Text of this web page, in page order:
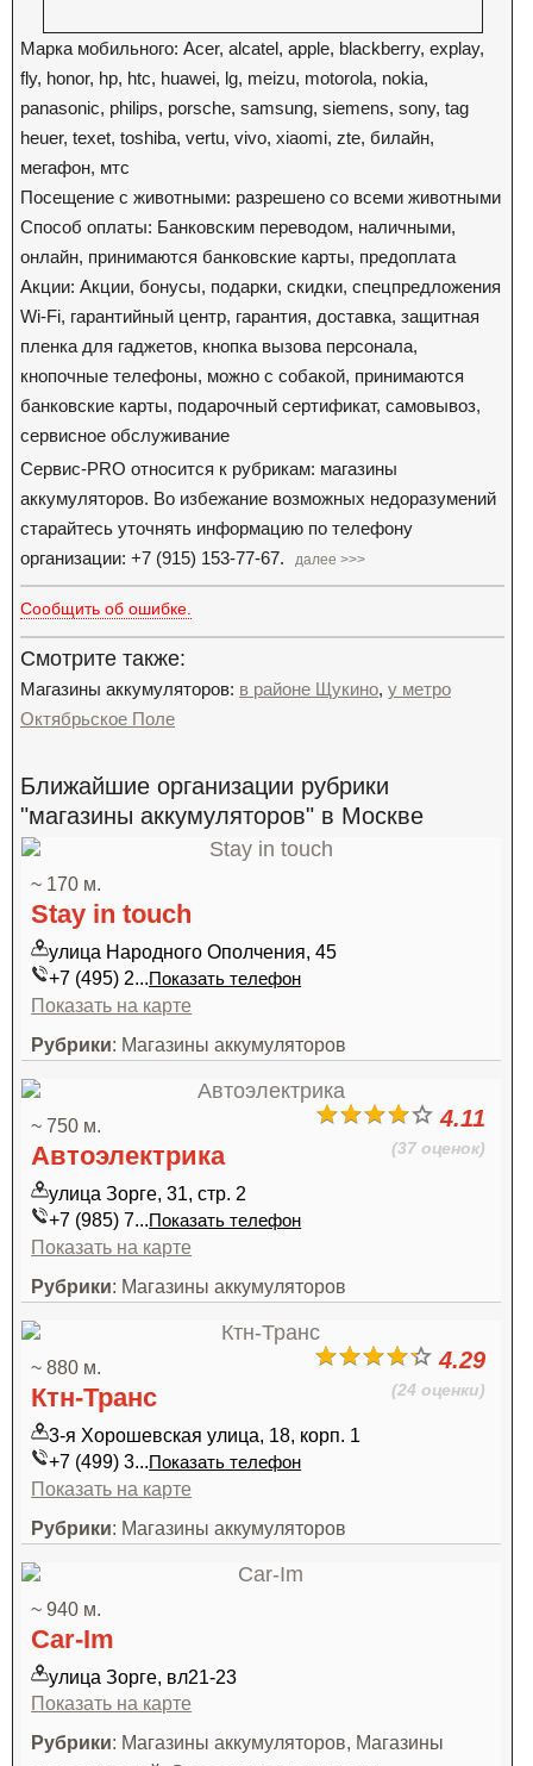
Марка мобильного: Acer, alcatel, apple, blackberry, explay,
fly, honor, hp, htc, huawei, lg, meizu, motorola, nokia,
panasonic, philips, porsche, samsung, siemens, sony, tag
heuer, texet, toshiba, vertu, vivo, xiaomi, zte, билайн,
мегафон, мтс
Посещение с животными: разрешено со всеми животными
Способ оплаты: Банковским переводом, наличными,
онлайн, принимаются банковские карты, предоплата
Акции: Акции, бонусы, подарки, скидки, спецпредложения
Wi-Fi, гарантийный центр, гарантия, доставка, защитная
пленка для гаджетов, кнопка вызова персонала,
кнопочные телефоны, можно с собакой, принимаются
банковские карты, подарочный сертификат, самовывоз,
сервисное обслуживание
Сервис-PRO относится к рубрикам: магазины
аккумуляторов. Во избежание возможных недоразумений
старайтесь уточнять информацию по телефону
организации: +7 (915) 153-77-67.
далее >>>
Сообщить об ошибке.
Смотрите также:
Магазины аккумуляторов: в районе Щукино, у метро
Октябрьское Поле
Ближайшие организации рубрики
"магазины аккумуляторов" в Москве
~ 170 м.
Stay in touch
улица Народного Ополчения, 45
+7 (495) 2...Показать телефон
Показать на карте
Рубрики: Магазины аккумуляторов
4.11
(37 оценок)
~ 750 м.
Автоэлектрика
улица Зорге, 31, стр. 2
+7 (985) 7...Показать телефон
Показать на карте
Рубрики: Магазины аккумуляторов
4.29
(24 оценки)
~ 880 м.
Ктн-Транс
3-я Хорошевская улица, 18, корп. 1
+7 (499) 3...Показать телефон
Показать на карте
Рубрики: Магазины аккумуляторов
~ 940 м.
Car-Im
улица Зорге, вл21-23
Показать на карте
Рубрики: Магазины аккумуляторов, Магазины